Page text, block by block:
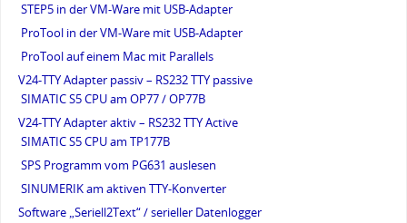
STEP5 in der VM-Ware mit USB-Adapter
ProTool in der VM-Ware mit USB-Adapter
ProTool auf einem Mac mit Parallels
V24-TTY Adapter passiv – RS232 TTY passive
SIMATIC S5 CPU am OP77 / OP77B
V24-TTY Adapter aktiv – RS232 TTY Active
SIMATIC S5 CPU am TP177B
SPS Programm vom PG631 auslesen
SINUMERIK am aktiven TTY-Konverter
Software „Seriell2Text“ / serieller Datenlogger